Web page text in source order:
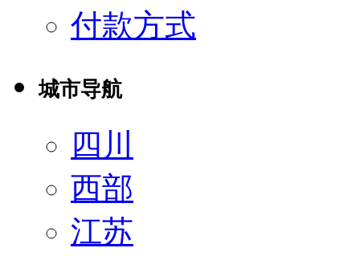
付款方式
城市导航
四川
西部
江苏